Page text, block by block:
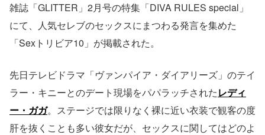
雑誌「GLITTER」2月号の特集「DIVA RULES special」
にて、人気セレブのセックスにまつわる発言を集めた
「Sexトリビア10」が掲載された。
先日テレビドラマ「ヴァンパイア・ダイアリーズ」のテイ
ラー・キニーとのデート現場をパパラッチされたレディ
ー・ガガ。ステージでは限りなく裸に近い衣装で観客の度
肝を抜くことも多い彼女だが、セックスに関してはどのよ